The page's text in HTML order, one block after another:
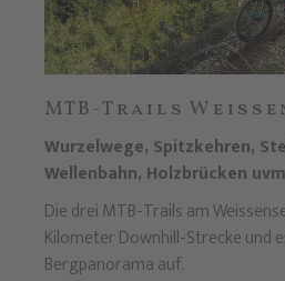
MTB-Trails
Wurzelwege, Spitzkehren,
Wellenbahn, Holzbrücken
Die drei MTB-Trails am
Kilometer Downhill-Strecke und
Bergpanorama auf.